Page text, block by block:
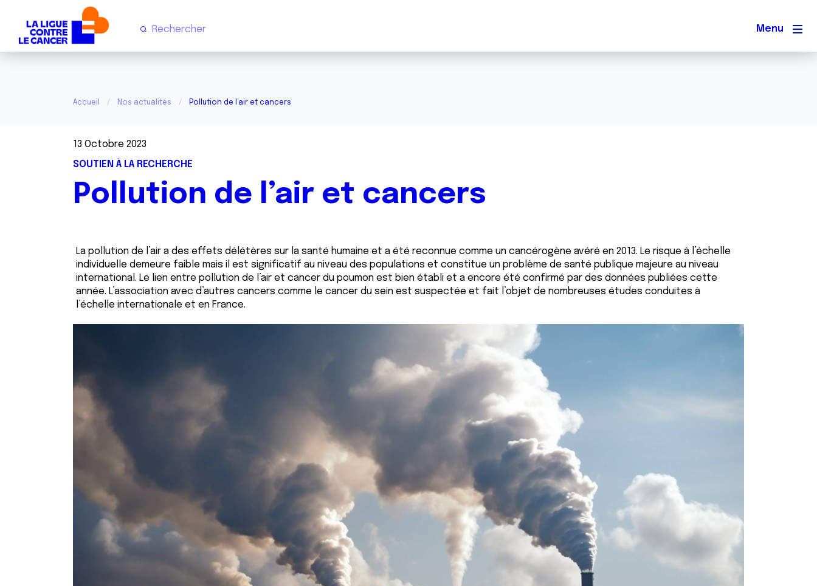
Menu
Accueil Nos actualités Pollution de l’air et cancers
13 Octobre 2023
SOUTIEN À LA RECHERCHE
Pollution de l’air et cancers
La pollution de l’air a des effets délétères sur la santé humaine et a été reconnue comme un cancérogène avéré en 2013. Le risque à l’échelle
individuelle demeure faible mais il est significatif au niveau des populations et constitue un problème de santé publique majeure au niveau
international. Le lien entre pollution de l’air et cancer du poumon est bien établi et a encore été confirmé par des données publiées cette
année. L’association avec d’autres cancers comme le cancer du sein est suspectée et fait l’objet de nombreuses études conduites à
l’échelle internationale et en France.